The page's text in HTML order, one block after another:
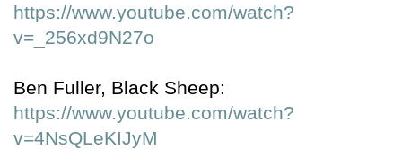
https://www.youtube.com/watch?
v=_256xd9N27o
Ben Fuller, Black Sheep:
https://www.youtube.com/watch?
v=4NsQLeKIJyM